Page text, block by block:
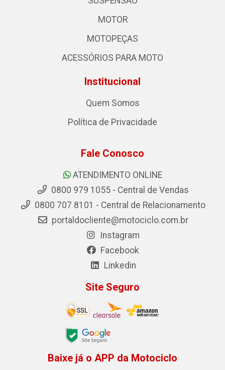
MOTOR
MOTOPEÇAS
ACESSÓRIOS PARA MOTO
Institucional
Quem Somos
Política de Privacidade
Fale Conosco
ATENDIMENTO ONLINE
0800 979 1055 - Central de Vendas
0800 707 8101 - Central de Relacionamento
portaldocliente@motociclo.com.br
Instagram
Facebook
Linkedin
Site Seguro
Baixe já o APP da Motociclo